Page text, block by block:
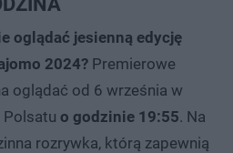
oglądać jesienną edycję
2024? Premierowe
oglądać od 6 września w
Polsatu o godzinie 19:55. Na
rozrywka, którą zapewnią